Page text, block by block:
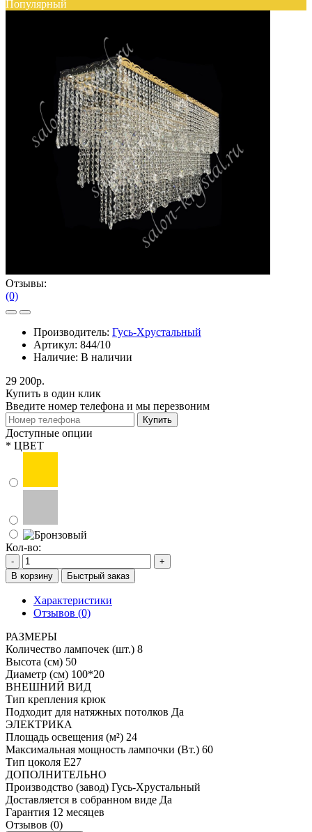
Популярный
Отзывы:
(0)
Производитель: Гусь-Хрустальный
Артикул: 844/10
Наличие: В наличии
29 200р.
Купить в один клик
Введите номер телефона и мы перезвоним
Купить
Доступные опции
* ЦВЕТ
Кол-во:
-
+
В корзину
Быстрый заказ
Характеристики
Отзывов (0)
РАЗМЕРЫ
Количество лампочек (шт.) 8
Высота (см) 50
Диаметр (см) 100*20
ВНЕШНИЙ ВИД
Тип крепления крюк
Подходит для натяжных потолков Да
ЭЛЕКТРИКА
Площадь освещения (м²) 24
Максимальная мощность лампочки (Вт.) 60
Тип цоколя E27
ДОПОЛНИТЕЛЬНО
Производство (завод) Гусь-Хрустальный
Доставляется в собранном виде Да
Гарантия 12 месяцев
Отзывов (0)